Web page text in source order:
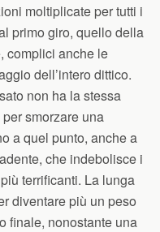
moltiplicate per tutti i
primo giro, quello della
complici anche le
dell’intero dittico.
non ha la stessa
smorzare una
a quel punto, anche a
che indebolisce i
terrificanti. La lunga
diventare più un peso
finale, nonostante una